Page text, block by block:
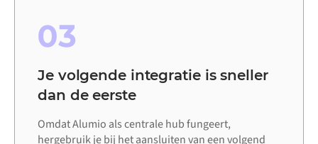
03
Je volgende integratie is sneller
dan de eerste
Omdat Alumio als centrale hub fungeert,
hergebruik je bij het aansluiten van een volgend